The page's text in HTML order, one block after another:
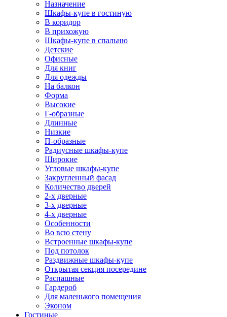
Назначение
Шкафы-купе в гостиную
В коридор
В прихожую
Шкафы-купе в спальню
Детские
Офисные
Для книг
Для одежды
На балкон
Форма
Высокие
Г-образные
Длинные
Низкие
П-образные
Радиусные шкафы-купе
Широкие
Угловые шкафы-купе
Закругленный фасад
Количество дверей
2-х дверные
3-х дверные
4-х дверные
Особенности
Во всю стену
Встроенные шкафы-купе
Под потолок
Раздвижные шкафы-купе
Открытая секция посередине
Распашные
Гардероб
Для маленького помещения
Эконом
Гостиные